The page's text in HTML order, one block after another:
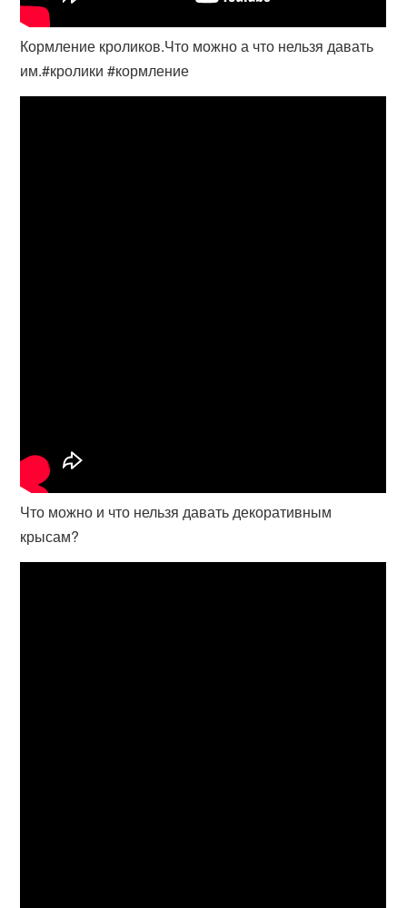
Кормление кроликов.Что можно а что нельзя давать
им.#кролики #кормление
Что можно и что нельзя давать декоративным
крысам?